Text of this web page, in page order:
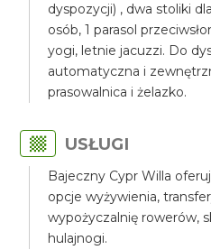
dyspozycji) , dwa stoliki
osób, 1 parasol
yogi, letnie jacuzzi. Do
automatyczna i
prasowalnica i żelazko.
USŁUGI
Bajeczny Cypr Willa
opcje wyżywienia,
wypożyczalnię rowerów,
hulajnogi.